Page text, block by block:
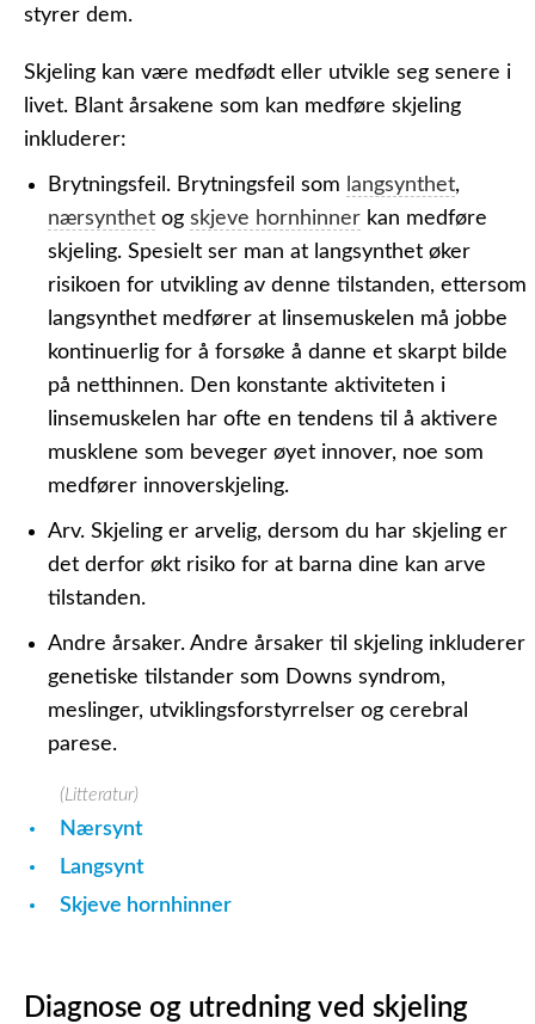
styrer dem.
Skjeling kan være medfødt eller utvikle seg senere i
livet. Blant årsakene som kan medføre skjeling
inkluderer:
Brytningsfeil. Brytningsfeil som langsynthet,
nærsynthet og skjeve hornhinner kan medføre
skjeling. Spesielt ser man at langsynthet øker
risikoen for utvikling av denne tilstanden, ettersom
langsynthet medfører at linsemuskelen må jobbe
kontinuerlig for å forsøke å danne et skarpt bilde
på netthinnen. Den konstante aktiviteten i
linsemuskelen har ofte en tendens til å aktivere
musklene som beveger øyet innover, noe som
medfører innoverskjeling.
Arv. Skjeling er arvelig, dersom du har skjeling er
det derfor økt risiko for at barna dine kan arve
tilstanden.
Andre årsaker. Andre årsaker til skjeling inkluderer
genetiske tilstander som Downs syndrom,
meslinger, utviklingsforstyrrelser og cerebral
parese.
(Litteratur)
Nærsynt
Langsynt
Skjeve hornhinner
Diagnose og utredning ved skjeling